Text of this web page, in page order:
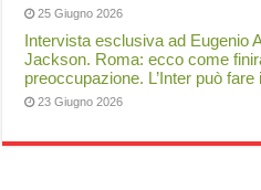
25 Giugno 2026
Intervista esclusiva ad Eugenio
Jackson. Roma: ecco come
preoccupazione. L’Inter può fare
23 Giugno 2026